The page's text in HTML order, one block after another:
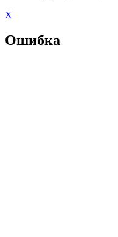
X
Ошибка